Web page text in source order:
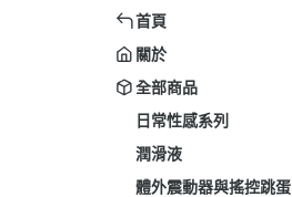
首頁
關於
全部商品
日常性感系列
潤滑液
體外震動器與搖控跳蛋